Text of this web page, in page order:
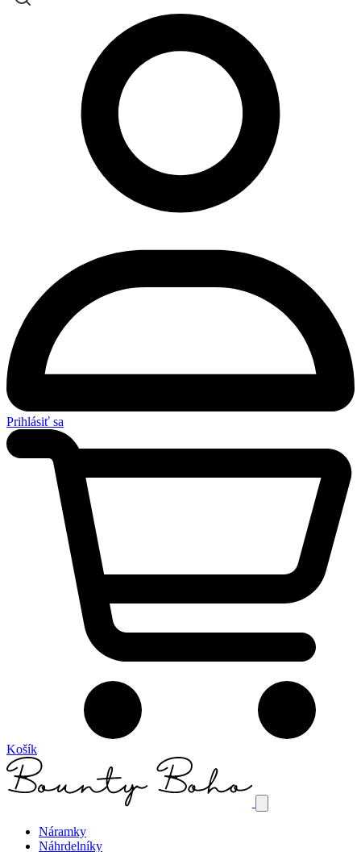
Prihlásiť sa
Košík
Náramky
Náhrdelníky